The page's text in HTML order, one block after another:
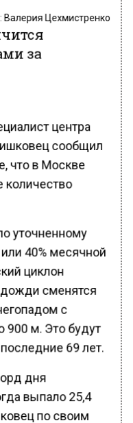
Валерия Цехмистренко
за
центра
сообщил
что в Москве
количество
уточненному
40% месячной
циклон
сменятся
с
м. Это будут
69 лет.
дня
выпало 25,4
по своим